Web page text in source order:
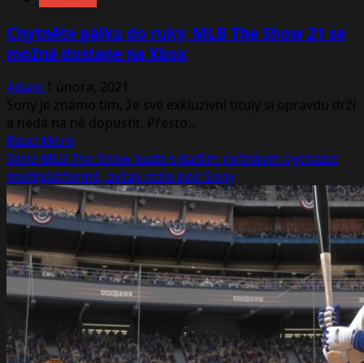
Chytněte pálku do ruky, MLB The Show 21 se
možná dostane na Xbox
Adam 1 února, 2021
Sony je známo tím, že své exkluzivní tituly si opravdu drží
a nedá na ně dopustit. Přesto...
Read MoreRead
more
about
Chytněte
pálku
do
MLB
The
Show
21
se
možná
Série MLB The Show bude s dalším ročníkem vycházet
multiplatformě, avšak stále pod Sony